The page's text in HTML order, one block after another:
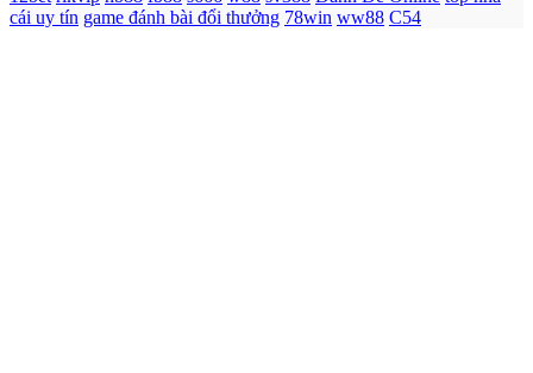
cái uy tín game đánh bài đổi thưởng 78win ww88 C54